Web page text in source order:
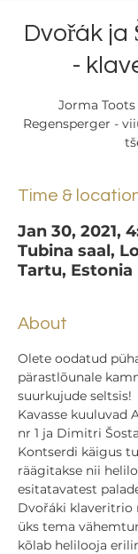
Dvořák ja
-
Jorma
Regensperger -
Time &
Jan 30, 2021,
Tubina saal,
Tartu, Estonia
About
Olete oodatud
pärastlõunale
suurkujude seltsis!
Kavasse kuuluvad
nr 1 ja Dimitri
Kontserdi käigus
räägitakse nii
esitatavatest
Dvořáki klaveritrio
üks tema
kõlab helilooja